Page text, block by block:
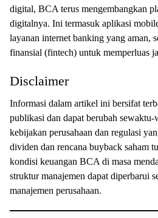
digital, BCA terus mengembangkan
digitalnya. Ini termasuk aplikasi
layanan internet banking yang aman,
finansial (fintech) untuk memperluas
Disclaimer
Informasi dalam artikel ini bersifat
publikasi dan dapat berubah sewaktu-
kebijakan perusahaan dan regulasi
dividen dan rencana buyback saham
kondisi keuangan BCA di masa
struktur manajemen dapat diperbarui
manajemen perusahaan.